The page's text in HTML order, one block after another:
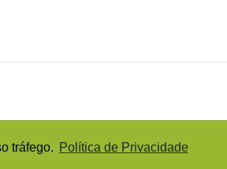
tráfego. Política de Privacidade
do Blogger